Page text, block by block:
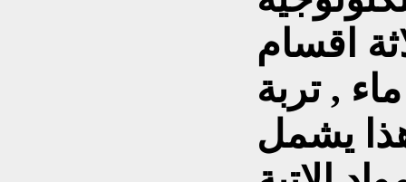
اقسام
, تربة
يشمل